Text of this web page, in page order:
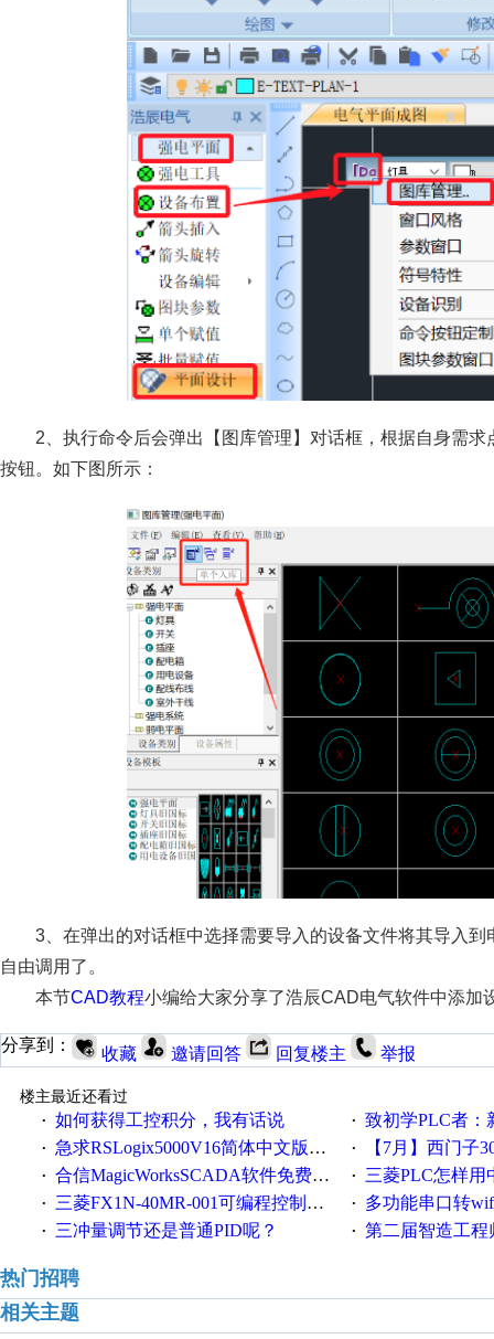
2、执行命令后会弹出【图库管理】对话框，根据自身需
按钮。如下图所示：
3、在弹出的对话框中选择需要导入的设备文件将其导入
自由调用了。
本节CAD教程小编给大家分享了浩辰CAD电气软件中添加
分享到： 收藏 邀请回答 回复楼主 举报
楼主最近还看过
· 如何获得工控积分，我有话说 · 致初学PLC者：新人
· 急求RSLogix5000V16简体中文版！！！急急急 · 【7月】西门子300/
· 合信MagicWorksSCADA软件免费下载，好礼相送，并提供技术支持，永久免费！ · 三菱PLC怎样用
· 三菱FX1N-40MR-001可编程控制器输入端口故障维修一例 · 多功能串口转wifi/以太网转WIFI/串口转以太网/
· 三冲量调节还是普通PID呢？ · 第二届智造工程师节
热门招聘
相关主题